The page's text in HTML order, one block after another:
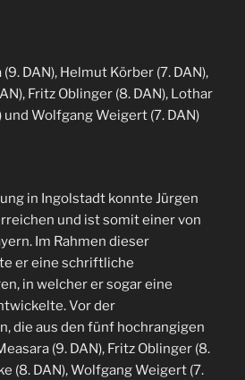
(9. DAN), Helmut Körber (7. DAN),
Fritz Oblinger (8. DAN), Lothar
und Wolfgang Weigert (7. DAN)
in Ingolstadt konnte Jürgen
und ist somit einer von
Im Rahmen dieser
er eine schriftliche
in welcher er sogar eine
Vor der
die aus den fünf hochrangigen
(9. DAN), Fritz Oblinger (8.
(8. DAN), Wolfgang Weigert (7.